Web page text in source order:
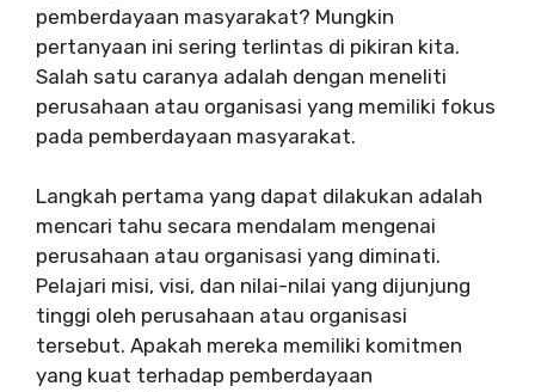
pemberdayaan masyarakat? Mungkin
pertanyaan ini sering terlintas di pikiran kita.
Salah satu caranya adalah dengan meneliti
perusahaan atau organisasi yang memiliki fokus
pada pemberdayaan masyarakat.
Langkah pertama yang dapat dilakukan adalah
mencari tahu secara mendalam mengenai
perusahaan atau organisasi yang diminati.
Pelajari misi, visi, dan nilai-nilai yang dijunjung
tinggi oleh perusahaan atau organisasi
tersebut. Apakah mereka memiliki komitmen
yang kuat terhadap pemberdayaan